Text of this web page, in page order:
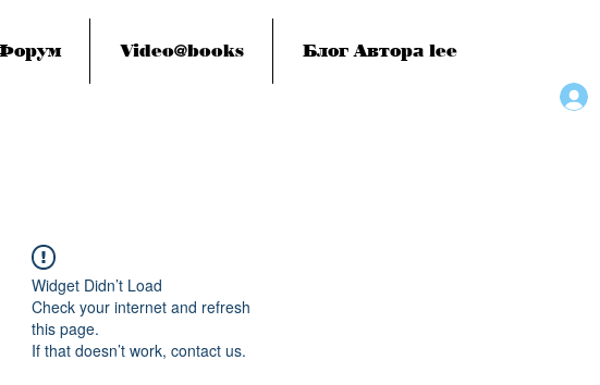
Video@books Блог Автора lee
Widget Didn’t Load
Check your internet and refresh
this page.
If that doesn’t work, contact us.